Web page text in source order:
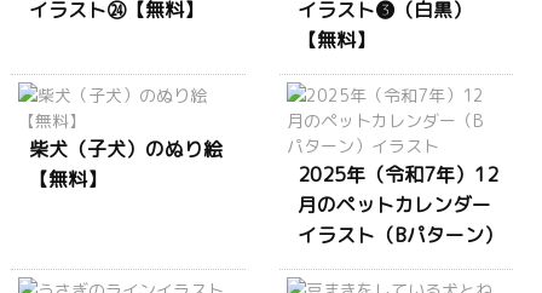
イラスト㉔【無料】
イラスト❸（白黒）
【無料】
柴犬（子犬）のぬり絵
【無料】
2025年（令和7年）12
月のペットカレンダー
イラスト（Bパターン）